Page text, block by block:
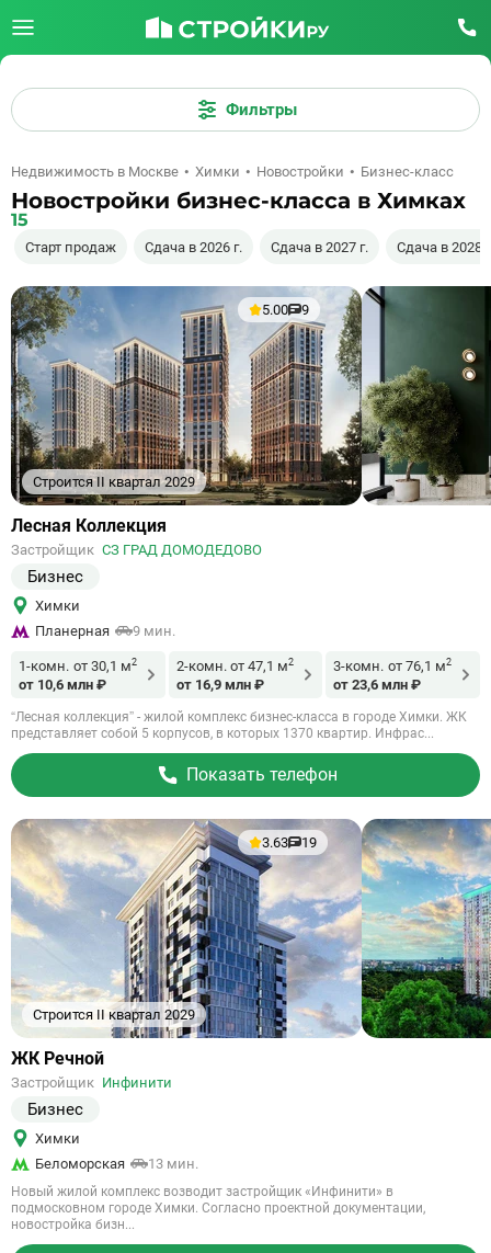
Фильтры
Недвижимость в Москве Химки Новостройки Бизнес-класс
Новостройки бизнес-класса в Химках
15
Старт продаж Сдача в 2026 г. Сдача в 2027 г. Сдача в 2028
Строится II квартал 2029
5.00 9
Ссылка
объект
Лесная Коллекция
Застройщик СЗ ГРАД ДОМОДЕДОВО
Бизнес
Химки
Планерная
9 мин.
1-комн. от 30,1 м2
от 10,6 млн ₽
2-комн. от 47,1 м2
от 16,9 млн ₽
3-комн. от 76,1 м2
от 23,6 млн ₽
“Лесная коллекция” - жилой комплекс бизнес-класса в городе Химки. ЖК
представляет собой 5 корпусов, в которых 1370 квартир. Инфрас...
Показать телефон
Строится II квартал 2029
3.63 19
Ссылка
объект
ЖК Речной
Застройщик Инфинити
Бизнес
Химки
Беломорская
13 мин.
Новый жилой комплекс возводит застройщик «Инфинити» в
подмосковном городе Химки. Согласно проектной документации,
новостройка бизн...